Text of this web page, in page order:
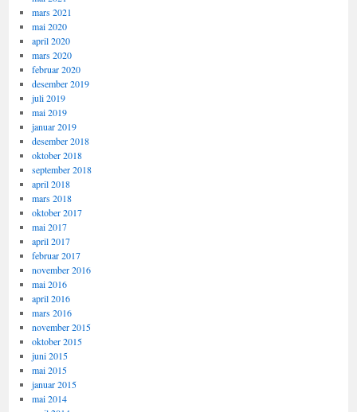
mars 2021
mai 2020
april 2020
mars 2020
februar 2020
desember 2019
juli 2019
mai 2019
januar 2019
desember 2018
oktober 2018
september 2018
april 2018
mars 2018
oktober 2017
mai 2017
april 2017
februar 2017
november 2016
mai 2016
april 2016
mars 2016
november 2015
oktober 2015
juni 2015
mai 2015
januar 2015
mai 2014